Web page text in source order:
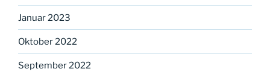
Januar 2023
Oktober 2022
September 2022